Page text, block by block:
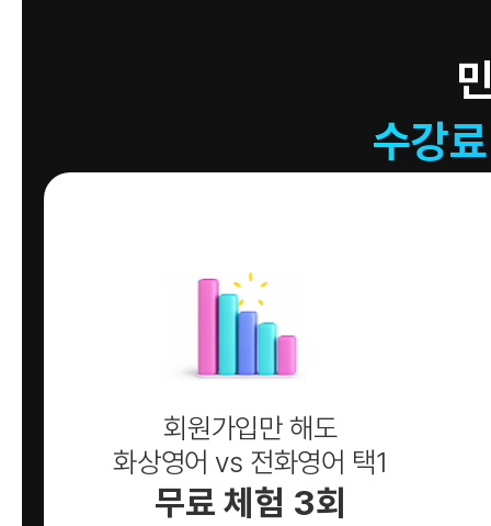
수강
회원가입만 해도
화상영어 vs 전화영어 택1
무료 체험 3회